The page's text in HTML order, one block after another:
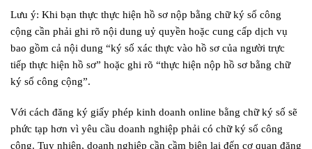
Lưu ý: Khi bạn thực thực hiện hồ sơ nộp bằng chữ ký số công
cộng cần phải ghi rõ nội dung uỷ quyền hoặc cung cấp dịch vụ
bao gồm cả nội dung “ký số xác thực vào hồ sơ của người trực
tiếp thực hiện hồ sơ” hoặc ghi rõ “thực hiện nộp hồ sơ bằng chữ
ký số công cộng”.
Với cách đăng ký giấy phép kinh doanh online bằng chữ ký số sẽ
phức tạp hơn vì yêu cầu doanh nghiệp phải có chữ ký số công
cộng. Tuy nhiên, doanh nghiệp cần cầm biên lai đến cơ quan đăng